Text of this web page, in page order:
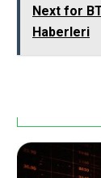
Next for
Haberleri